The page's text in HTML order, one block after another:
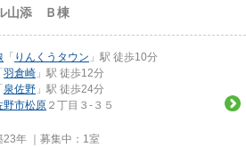
山添 Ｂ棟
「 りんくうタウン 」駅 徒歩10分
羽倉崎 」駅 徒歩12分
泉佐野 」駅 徒歩24分
野市松原 ２丁目３-３５
年 ｜募集中： 1室